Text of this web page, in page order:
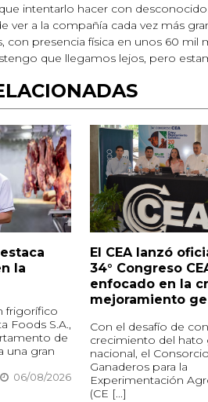
intentarlo hacer con
ver a la compañía cada vez más
con presencia física en unos 60 mil
que llegamos lejos, pero
la
frigorífico
Foods S.A.,
de
una gran
06/08/2026
El CEA lanzó
34° Congreso
enfocado en la
mejoramiento
Con el desafío de
crecimiento del hato
nacional, el
Ganaderos para la
Experimentación
(CE [...]